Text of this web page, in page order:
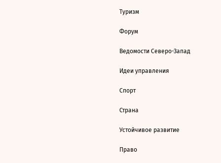
Туризм
Форум
Ведомости Северо-Запад
Идеи управления
Спорт
Страна
Устойчивое развитие
Право